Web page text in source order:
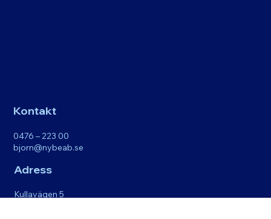
Kontakt
0476 – 223 00
bjorn@nybeab.se
Adress
Kullavägen 5